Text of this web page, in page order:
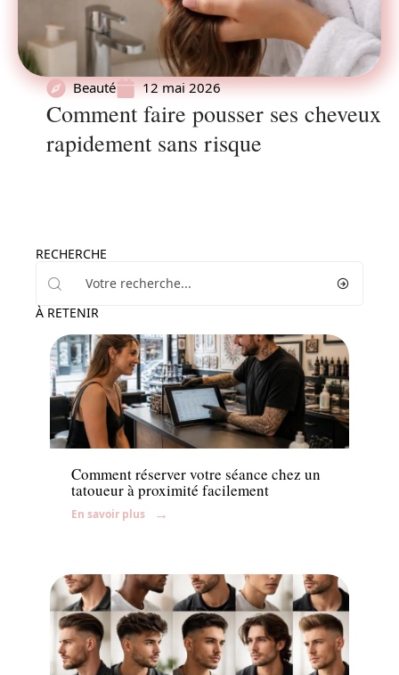
Beauté 12 mai 2026
Comment faire pousser ses cheveux
rapidement sans risque
RECHERCHE
À RETENIR
News
Comment réserver votre séance chez un
tatoueur à proximité facilement
En savoir plus
Beauté